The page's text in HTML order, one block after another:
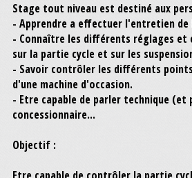
Stage tout niveau est destiné aux
- Apprendre a effectuer l'entretien de
- Connaître les différents réglages
sur la partie cycle et sur les
- Savoir contrôler les différents
d'une machine d'occasion.
- Etre capable de parler technique (et
concessionnaire...
Objectif :